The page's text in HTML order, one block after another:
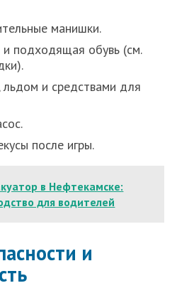
манишки.
подходящая обувь (см.
и средствами для
после игры.
в Нефтекамске:
для водителей
и